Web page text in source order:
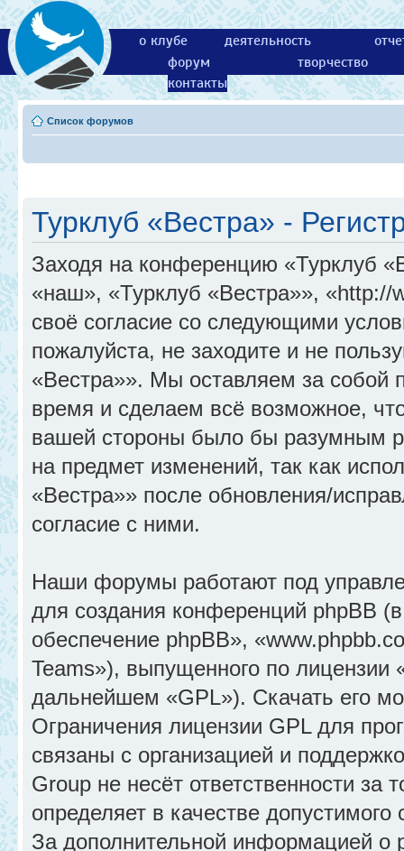
о клубе деятельность
форум
творчество
контакты
Список форумов
Турклуб «Вестра» -
Заходя на конференцию «Турклуб
«наш», «Турклуб «Вестра»»,
своё согласие со следующими
пожалуйста, не заходите и не
«Вестра»». Мы оставляем за собой
время и сделаем всё возможное,
вашей стороны было бы разумным
на предмет изменений, так как
«Вестра»» после обновления/
согласие с ними.
Наши форумы работают под
для создания конференций phpBB
обеспечение phpBB»,
Teams»), выпущенного по лицензии
дальнейшем «GPL»). Скачать его
Ограничения лицензии GPL для
связаны с организацией и
Group не несёт ответственности
определяет в качестве
За дополнительной информацией о